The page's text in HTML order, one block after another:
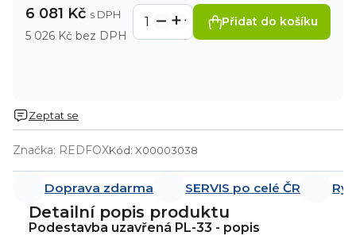
Značka: REDFOXKód: X00003038
6 081 Kč
5 026 Kč bez DPH
Přidat do košíku
Zeptat se
Doprava zdarma SERVIS po celé ČR
Detailní popis produktu
Podestavba uzavřená PL-33 - popis